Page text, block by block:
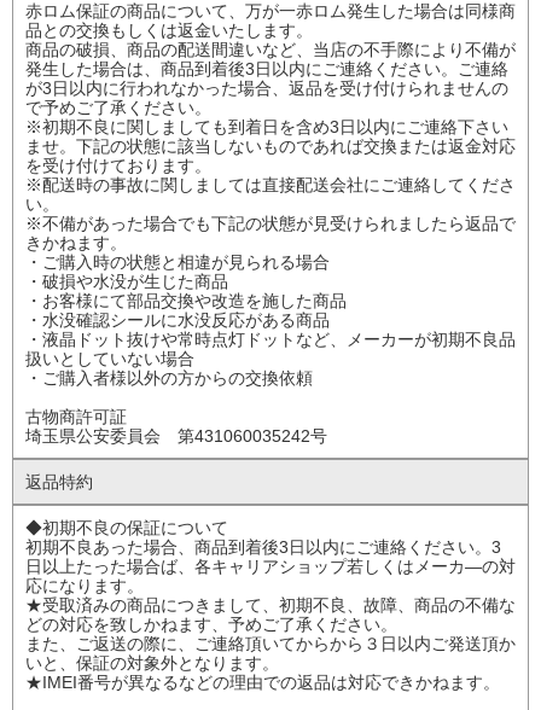
赤ロム保証の商品について、万が一赤ロム発生した場合は同様商
品との交換もしくは返金いたします。
商品の破損、商品の配送間違いなど、当店の不手際により不備が
発生した場合は、商品到着後3日以内にご連絡ください。ご連絡
が3日以内に行われなかった場合、返品を受け付けられませんの
で予めご了承ください。
※初期不良に関しましても到着日を含め3日以内にご連絡下さい
ませ。下記の状態に該当しないものであれば交換または返金対応
を受け付けております。
※配送時の事故に関しましては直接配送会社にご連絡してくださ
い。
※不備があった場合でも下記の状態が見受けられましたら返品で
きかねます。
・ご購入時の状態と相違が見られる場合
・破損や水没が生じた商品
・お客様にて部品交換や改造を施した商品
・水没確認シールに水没反応がある商品
・液晶ドット抜けや常時点灯ドットなど、メーカーが初期不良品
扱いとしていない場合
・ご購入者様以外の方からの交換依頼
古物商許可証
埼玉県公安委員会 第431060035242号
返品特約
◆初期不良の保証について
初期不良あった場合、商品到着後3日以内にご連絡ください。3
日以上たった場合ば、各キャリアショップ若しくはメーカ―の対
応になります。
★受取済みの商品につきまして、初期不良、故障、商品の不備な
どの対応を致しかねます、予めご了承ください。
また、ご返送の際に、ご連絡頂いてからから３日以内ご発送頂か
いと、保証の対象外となります。
★IMEI番号が異なるなどの理由での返品は対応できかねます。